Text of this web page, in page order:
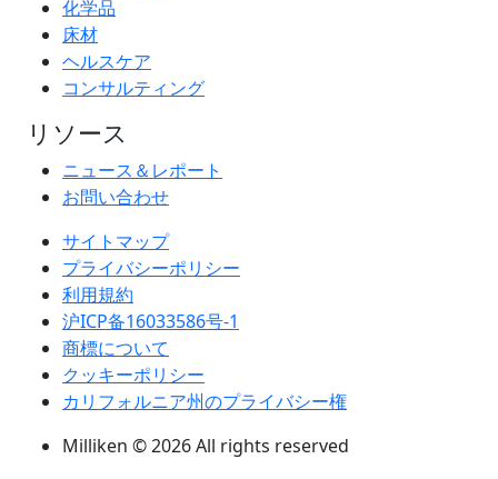
化学品
床材
ヘルスケア
コンサルティング
リソース
ニュース＆レポート
お問い合わせ
サイトマップ
プライバシーポリシー
利用規約
沪ICP备16033586号-1
商標について
クッキーポリシー
カリフォルニア州のプライバシー権
Milliken © 2026 All rights reserved